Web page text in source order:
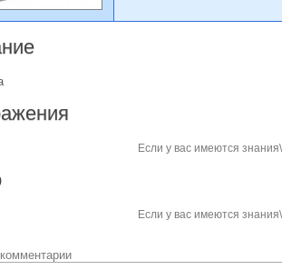
Если у вас имеются
Если у вас имеются